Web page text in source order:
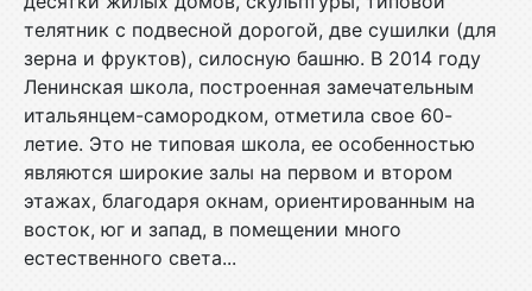
телятник с подвесной дорогой, две сушилки (для
зерна и фруктов), силосную башню. В 2014 году
Ленинская школа, построенная замечательным
итальянцем-самородком, отметила свое 60-
летие. Это не типовая школа, ее особенностью
являются широкие залы на первом и втором
этажах, благодаря окнам, ориентированным на
восток, юг и запад, в помещении много
естественного света...